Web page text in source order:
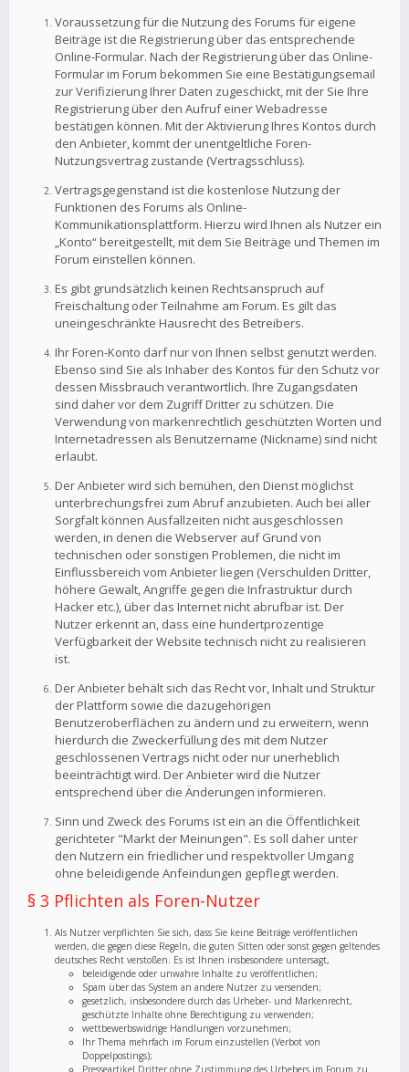
Voraussetzung für die Nutzung des Forums für eigene
Beiträge ist die Registrierung über das entsprechende
Online-Formular. Nach der Registrierung über das Online-
Formular im Forum bekommen Sie eine Bestätigungsemail
zur Verifizierung Ihrer Daten zugeschickt, mit der Sie Ihre
Registrierung über den Aufruf einer Webadresse
bestätigen können. Mit der Aktivierung Ihres Kontos durch
den Anbieter, kommt der unentgeltliche Foren-
Nutzungsvertrag zustande (Vertragsschluss).
Vertragsgegenstand ist die kostenlose Nutzung der
Funktionen des Forums als Online-
Kommunikationsplattform. Hierzu wird Ihnen als Nutzer ein
„Konto“ bereitgestellt, mit dem Sie Beiträge und Themen im
Forum einstellen können.
Es gibt grundsätzlich keinen Rechtsanspruch auf
Freischaltung oder Teilnahme am Forum. Es gilt das
uneingeschränkte Hausrecht des Betreibers.
Ihr Foren-Konto darf nur von Ihnen selbst genutzt werden.
Ebenso sind Sie als Inhaber des Kontos für den Schutz vor
dessen Missbrauch verantwortlich. Ihre Zugangsdaten
sind daher vor dem Zugriff Dritter zu schützen. Die
Verwendung von markenrechtlich geschützten Worten und
Internetadressen als Benutzername (Nickname) sind nicht
erlaubt.
Der Anbieter wird sich bemühen, den Dienst möglichst
unterbrechungsfrei zum Abruf anzubieten. Auch bei aller
Sorgfalt können Ausfallzeiten nicht ausgeschlossen
werden, in denen die Webserver auf Grund von
technischen oder sonstigen Problemen, die nicht im
Einflussbereich vom Anbieter liegen (Verschulden Dritter,
höhere Gewalt, Angriffe gegen die Infrastruktur durch
Hacker etc.), über das Internet nicht abrufbar ist. Der
Nutzer erkennt an, dass eine hundertprozentige
Verfügbarkeit der Website technisch nicht zu realisieren
ist.
Der Anbieter behält sich das Recht vor, Inhalt und Struktur
der Plattform sowie die dazugehörigen
Benutzeroberflächen zu ändern und zu erweitern, wenn
hierdurch die Zweckerfüllung des mit dem Nutzer
geschlossenen Vertrags nicht oder nur unerheblich
beeinträchtigt wird. Der Anbieter wird die Nutzer
entsprechend über die Änderungen informieren.
Sinn und Zweck des Forums ist ein an die Öffentlichkeit
gerichteter "Markt der Meinungen". Es soll daher unter
den Nutzern ein friedlicher und respektvoller Umgang
ohne beleidigende Anfeindungen gepflegt werden.
§ 3 Pflichten als Foren-Nutzer
Als Nutzer verpflichten Sie sich, dass Sie keine Beiträge veröffentlichen
werden, die gegen diese Regeln, die guten Sitten oder sonst gegen geltendes
deutsches Recht verstoßen. Es ist Ihnen insbesondere untersagt,
beleidigende oder unwahre Inhalte zu veröffentlichen;
Spam über das System an andere Nutzer zu versenden;
gesetzlich, insbesondere durch das Urheber- und Markenrecht,
geschützte Inhalte ohne Berechtigung zu verwenden;
wettbewerbswidrige Handlungen vorzunehmen;
Ihr Thema mehrfach im Forum einzustellen (Verbot von
Doppelpostings);
Presseartikel Dritter ohne Zustimmung des Urhebers im Forum zu